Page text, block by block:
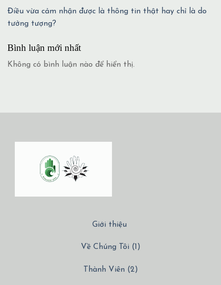
Điều vừa cảm nhận được là thông tin thật hay chỉ là do
tưởng tượng?
Bình luận mới nhất
Không có bình luận nào để hiển thị.
Giới thiệu
Về Chúng Tôi (1)
Thành Viên (2)